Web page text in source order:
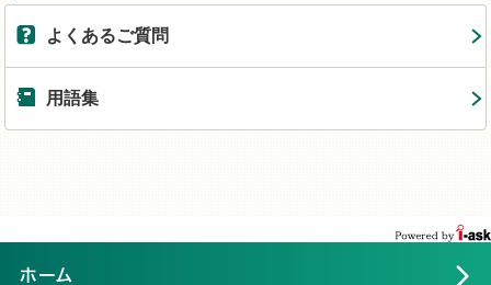
よくあるご質問
用語集
ホーム